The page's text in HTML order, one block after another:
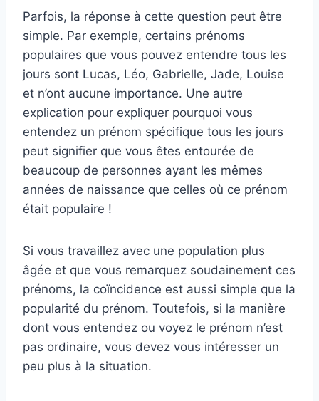
Parfois, la réponse à cette question peut être
simple. Par exemple, certains prénoms
populaires que vous pouvez entendre tous les
jours sont Lucas, Léo, Gabrielle, Jade, Louise
et n’ont aucune importance. Une autre
explication pour expliquer pourquoi vous
entendez un prénom spécifique tous les jours
peut signifier que vous êtes entourée de
beaucoup de personnes ayant les mêmes
années de naissance que celles où ce prénom
était populaire !
Si vous travaillez avec une population plus
âgée et que vous remarquez soudainement ces
prénoms, la coïncidence est aussi simple que la
popularité du prénom. Toutefois, si la manière
dont vous entendez ou voyez le prénom n’est
pas ordinaire, vous devez vous intéresser un
peu plus à la situation.